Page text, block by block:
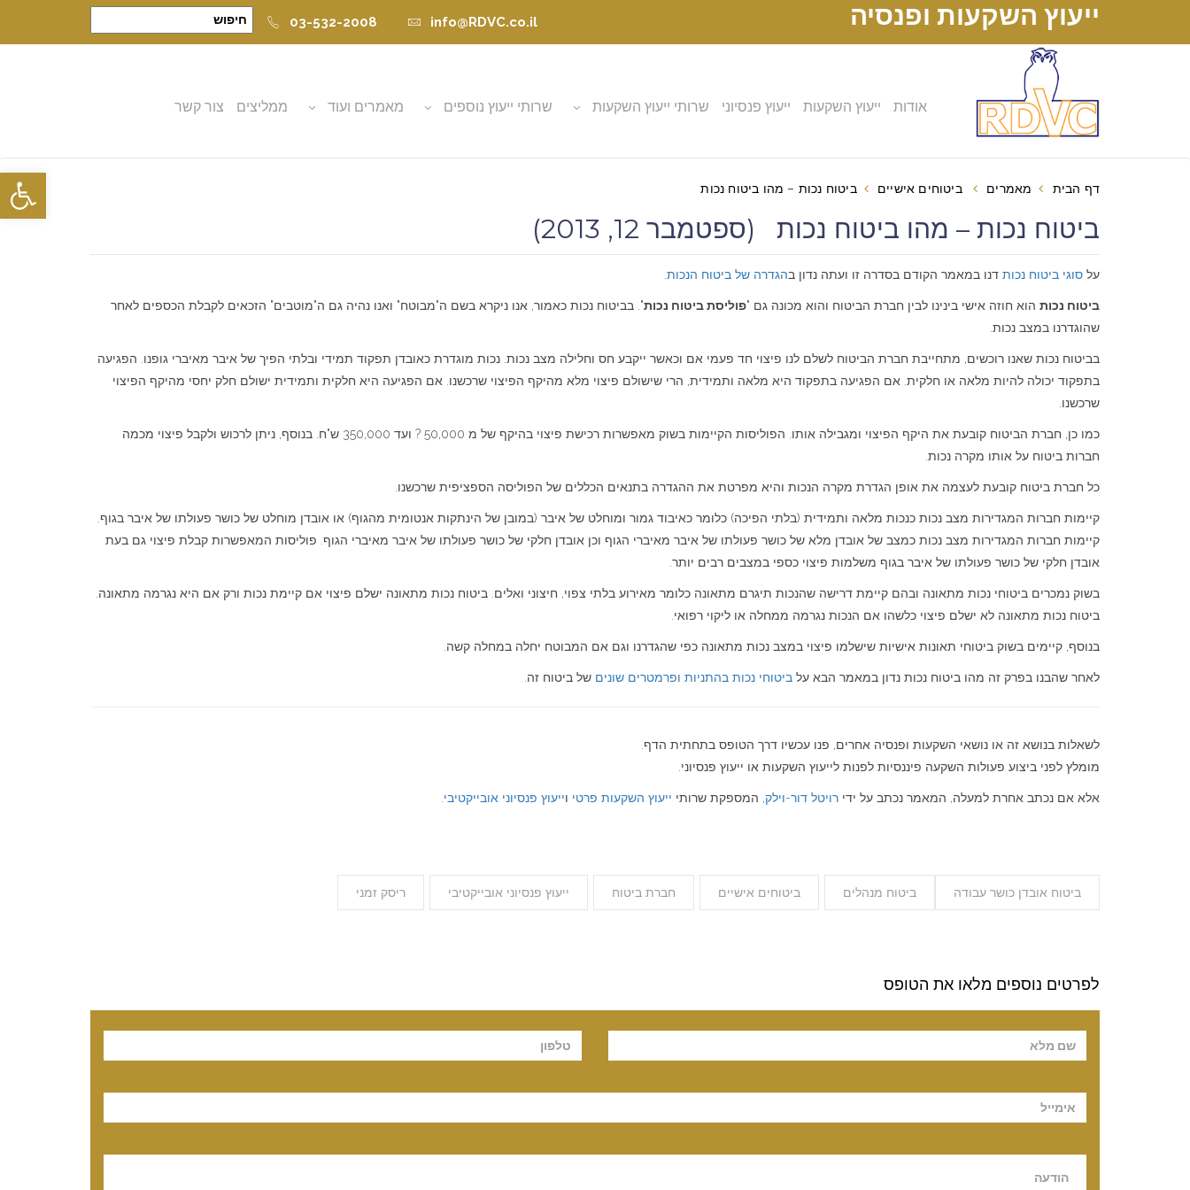
פתח
ייעוץ השקעות ופנסיה info@RDVC.co.il
03-532-2008
אודות ייעוץ השקעות ייעוץ פנסיוני שרותי ייעוץ השקעות שרותי ייעוץ נוספים מאמרים ועוד ממליצים צור קשר
דף הבית מאמרים ביטוחים אישיים ביטוח נכות – מהו ביטוח נכות
ביטוח נכות – מהו ביטוח נכות (ספטמבר 12, 2013)
על סוגי ביטוח נכות דנו במאמר הקודם בסדרה זו ועתה נדון בהגדרה של ביטוח הנכות
ביטוח נכות הוא חוזה אישי בינינו לבין חברת הביטוח והוא מכונה גם "פוליסת ביטוח נכות". בביטוח נכות כאמור, אנו ניקרא בשם ה"מבוטח" ואנו נהיה גם ה"מוטבים" הזכאים לקבלת הכספים לאחר
שהוגדרנו במצב נכות.
בביטוח נכות שאנו רוכשים, מתחייבת חברת הביטוח לשלם לנו פיצוי חד פעמי אם וכאשר ייקבע חס וחלילה מצב נכות. נכות מוגדרת כאובדן תפקוד תמידי ובלתי הפיך של איבר מאיברי גופנו. הפגיעה
בתפקוד יכולה להיות מלאה או חלקית. אם הפגיעה בתפקוד היא מלאה ותמידית, הרי שישולם פיצוי מלא מהיקף הפיצוי שרכשנו. אם הפגיעה היא חלקית ותמידית ישולם חלק יחסי מהיקף הפיצוי
שרכשנו.
כמו כן, חברת הביטוח קובעת את היקף הפיצוי ומגבילה אותו. הפוליסות הקיימות בשוק מאפשרות רכישת פיצוי בהיקף של מ 50,000 ? ועד 350,000 ש"ח. בנוסף, ניתן לרכוש ולקבל פיצוי מכמה
חברות ביטוח על אותו מקרה נכות.
כל חברת ביטוח קובעת לעצמה את אופן הגדרת מקרה הנכות והיא מפרטת את ההגדרה בתנאים הכללים של הפוליסה הספציפית שרכשנו.
קיימות חברות המגדירות מצב נכות כנכות מלאה ותמידית (בלתי הפיכה) כלומר כאיבוד גמור ומוחלט של איבר (במובן של הינתקות אנטומית מהגוף) או אובדן מוחלט של כושר פעולתו של איבר בגוף.
קיימות חברות המגדירות מצב נכות כמצב של אובדן מלא של כושר פעולתו של איבר מאיברי הגוף וכן אובדן חלקי של כושר פעולתו של איבר מאיברי הגוף. פוליסות המאפשרות קבלת פיצוי גם בעת
אובדן חלקי של כושר פעולתו של איבר בגוף משלמות פיצוי כספי במצבים רבים יותר.
בשוק נמכרים ביטוחי נכות מתאונה ובהם קיימת דרישה שהנכות תיגרם מתאונה כלומר מאירוע בלתי צפוי, חיצוני ואלים. ביטוח נכות מתאונה ישלם פיצוי אם קיימת נכות ורק אם היא נגרמה מתאונה.
ביטוח נכות מתאונה לא ישלם פיצוי כלשהו אם הנכות נגרמה ממחלה או ליקוי רפואי.
בנוסף, קיימים בשוק ביטוחי תאונות אישיות שישלמו פיצוי במצב נכות מתאונה כפי שהגדרנו וגם אם המבוטח יחלה במחלה קשה.
לאחר שהבנו בפרק זה מהו ביטוח נכות נדון במאמר הבא על ביטוחי נכות בהתניות ופרמטרים שונים של ביטוח זה.
לשאלות בנושא זה או נושאי השקעות ופנסיה אחרים, פנו עכשיו דרך הטופס בתחתית הדף.
מומלץ לפני ביצוע פעולות השקעה פיננסיות לפנות לייעוץ השקעות או ייעוץ פנסיוני.
אלא אם נכתב אחרת למעלה, המאמר נכתב על ידי רויטל דור-וילק , המספקת שרותי ייעוץ השקעות פרטי וייעוץ פנסיוני אובייקטיבי
ביטוח אובדן כושר עבודה ביטוח מנהלים ביטוחים אישיים חברת ביטוח ייעוץ פנסיוני אובייקטיבי ריסק זמני
לפרטים נוספים מלאו את הטופס